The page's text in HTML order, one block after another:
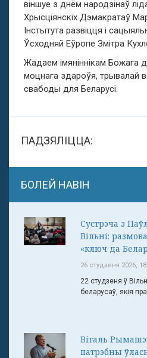
віншуе з днём народзінаў
Хрысціянскіх Дэмакратаў
Інстытута развіцця і
Ўсходняй Еўропе Змітра
Жадаем імяніннікам Божага
моцнага здароўя, трывалай
свабоды для Беларусі.
ПАДЗЯЛІЦЦА:
БОЛЕЙ НАВІН
Сустрэча з
Вільні:
«ключ да
26 студзеня 2026,
22 студзеня ў
беларусаў, якія
Віталь
патрэбны